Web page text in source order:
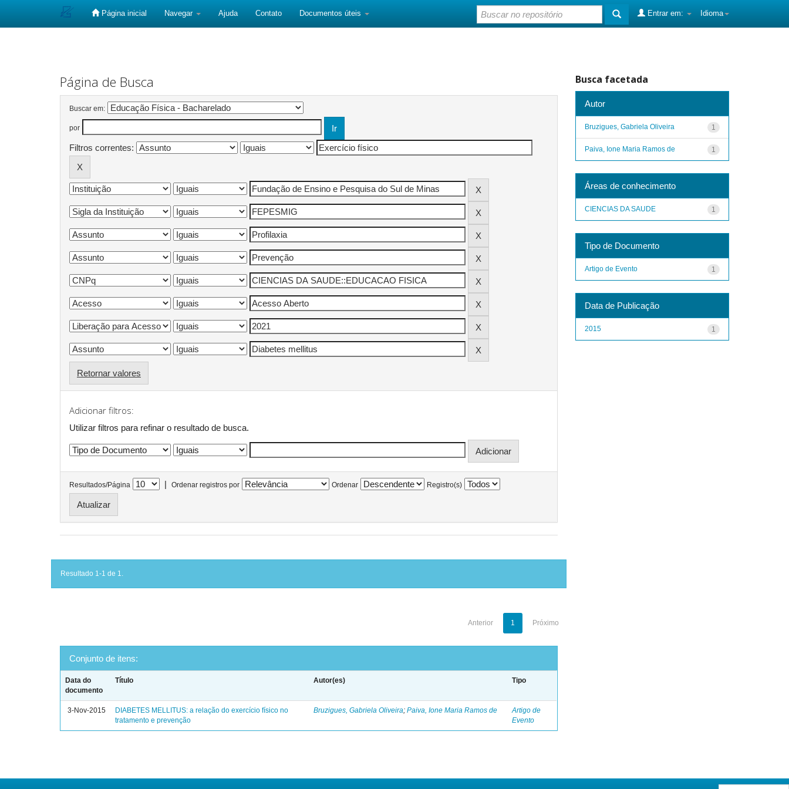
Página inicial Navegar Ajuda Contato Documentos úteis Idioma
Entrar em:
Página de Busca
Buscar em:
por
Filtros correntes:
Retornar valores
Adicionar filtros:
Utilizar filtros para refinar o resultado de busca.
Resultados/Página | Ordenar registros por Ordenar Registro(s)
Resultado 1-1 de 1.
Anterior 1 Próximo
Conjunto de itens:
Data do
documento
Título Autor(es) Tipo
3-Nov-2015
DIABETES MELLITUS: a relação do exercício físico no
tratamento e prevenção
Bruzigues, Gabriela Oliveira;Paiva, Ione Maria Ramos de
Artigo de
Evento
Busca facetada
Autor
1
Bruzigues, Gabriela Oliveira
1
Paiva, Ione Maria Ramos de
Áreas de conhecimento
1
CIENCIAS DA SAUDE
Tipo de Documento
1
Artigo de Evento
Data de Publicação
1
2015